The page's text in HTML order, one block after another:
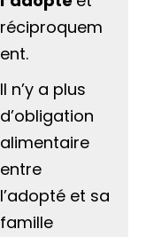
réciproquem
ent.
Il n’y a plus
d’obligation
alimentaire
entre
l’adopté et sa
famille